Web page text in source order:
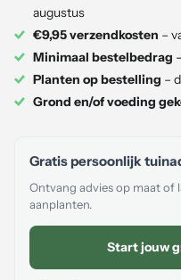
augustus
€9,95 verzendkosten –
Minimaal bestelbedrag
Planten op bestelling –
Grond en/of voeding
Gratis persoonlijk
Ontvang advies op maat of
aanplanten.
Start jouw